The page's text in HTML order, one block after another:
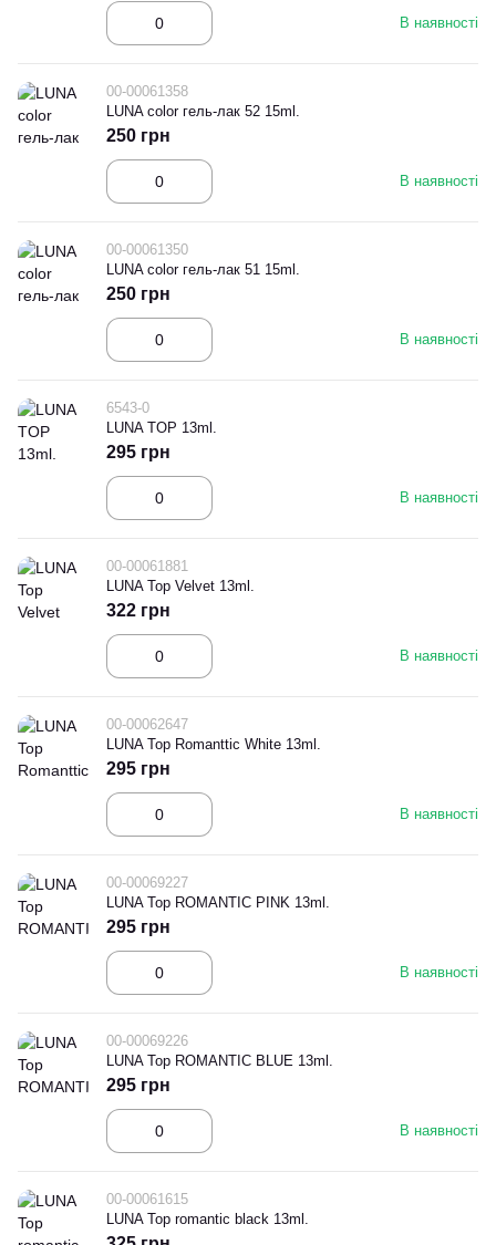
В наявності
00-00061358
LUNA color гель-лак 52 15ml.
В наявності
250 грн
00-00061350
LUNA color гель-лак 51 15ml.
В наявності
250 грн
6543-0
LUNA TOP 13ml.
В наявності
295 грн
00-00061881
LUNA Top Velvet 13ml.
В наявності
322 грн
00-00062647
LUNA Top Romanttic White 13ml.
В наявності
295 грн
00-00069227
LUNA Top ROMANTIC PINK 13ml.
В наявності
295 грн
00-00069226
LUNA Top ROMANTIC BLUE 13ml.
В наявності
295 грн
00-00061615
LUNA Top romantic black 13ml.